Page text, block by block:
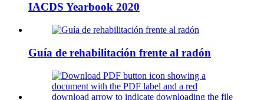
IACDS Yearbook 2020
Guía de rehabilitación frente al radón